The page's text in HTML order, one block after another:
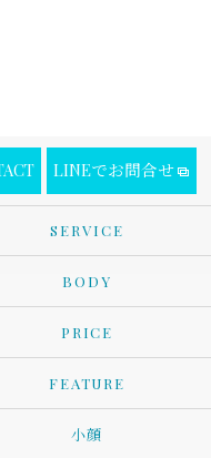
LINEでお問合せ
SERVICE
BODY
PRICE
FEATURE
小顔